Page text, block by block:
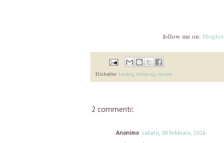
follow me on:
Etichette: Lavera, make up, review
2 commenti:
Anonimo sabato, 06 febbraio, 2016